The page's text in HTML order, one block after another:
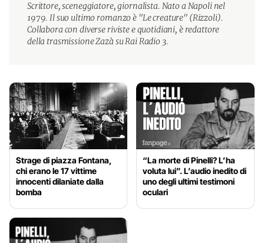
Scrittore, sceneggiatore, giornalista. Nato a Napoli nel
1979. Il suo ultimo romanzo è "Le creature" (Rizzoli).
Collabora con diverse riviste e quotidiani, è redattore
della trasmissione Zazà su Rai Radio 3.
Strage di piazza Fontana,
chi erano le 17 vittime
innocenti dilaniate dalla
bomba
“La morte di Pinelli? L’ha
voluta lui”. L’audio inedito di
uno degli ultimi testimoni
oculari